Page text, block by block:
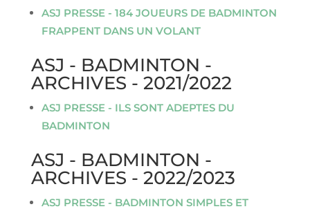
ASJ PRESSE - 184 JOUEURS DE BADMINTON
FRAPPENT DANS UN VOLANT
ASJ - BADMINTON -
ARCHIVES - 2021/2022
ASJ PRESSE - ILS SONT ADEPTES DU
BADMINTON
ASJ - BADMINTON -
ARCHIVES - 2022/2023
ASJ PRESSE - BADMINTON SIMPLES ET